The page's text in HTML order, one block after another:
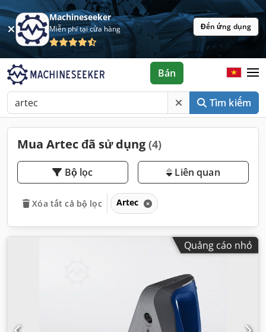
Machineseeker
Miễn phí tại cửa hàng Đến ứng dụng
Tìm kiếm
Bán
Mua Artec đã sử dụng (4)
Bộ lọc Liên quan
Xóa tất cả bộ lọc Artec
Quảng cáo nhỏ